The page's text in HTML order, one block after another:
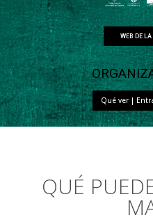
Qué ver |
WEB DE
QUÉ